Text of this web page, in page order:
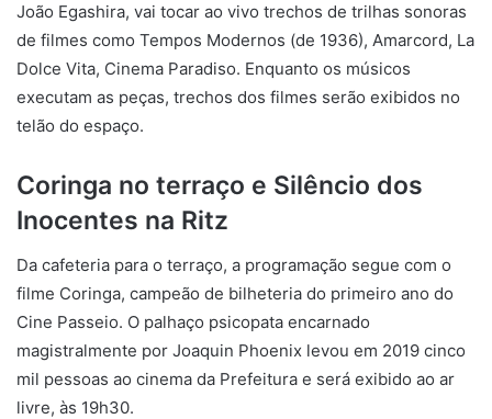
João Egashira, vai tocar ao vivo trechos de trilhas sonoras
de filmes como Tempos Modernos (de 1936), Amarcord, La
Dolce Vita, Cinema Paradiso. Enquanto os músicos
executam as peças, trechos dos filmes serão exibidos no
telão do espaço.
Coringa no terraço e Silêncio dos
Inocentes na Ritz
Da cafeteria para o terraço, a programação segue com o
filme Coringa, campeão de bilheteria do primeiro ano do
Cine Passeio. O palhaço psicopata encarnado
magistralmente por Joaquin Phoenix levou em 2019 cinco
mil pessoas ao cinema da Prefeitura e será exibido ao ar
livre, às 19h30.